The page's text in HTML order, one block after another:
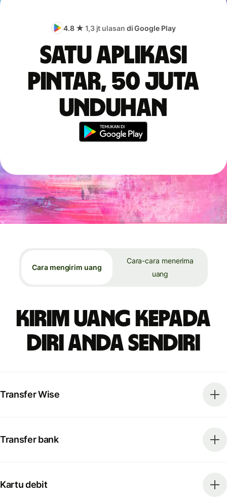
4.8 ★ 1,3 jt ulasan di Google Play
Satu aplikasi
pintar, 50 juta
unduhan
Cara mengirim uang
Cara-cara menerima
uang
Kirim uang kepada
diri Anda sendiri
Transfer Wise
Transfer bank
Kartu debit